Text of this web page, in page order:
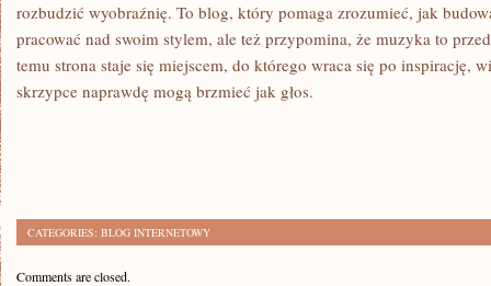
rozbudzić wyobraźnię. To blog, który pomaga zrozumieć, jak
pracować nad swoim stylem, ale też przypomina, że muzyka to
temu strona staje się miejscem, do którego wraca się po inspirację,
skrzypce naprawdę mogą brzmieć jak głos.
CATEGORIES: BLOG INTERNETOWY
Comments are closed.